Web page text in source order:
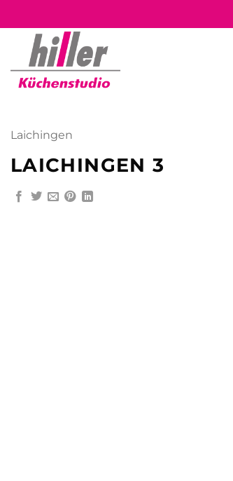
Inhalt
springen
Laichingen
LAICHINGEN 3